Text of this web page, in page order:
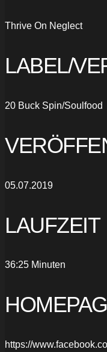
Thrive On Neglect
LABEL/
20 Buck Spin/Soulfood
05.07.2019
LAUFZEIT
36:25 Minuten
https://